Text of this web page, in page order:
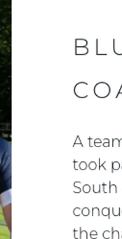
¿Quiénes Somos?
Brokerage
Charter
Noticias